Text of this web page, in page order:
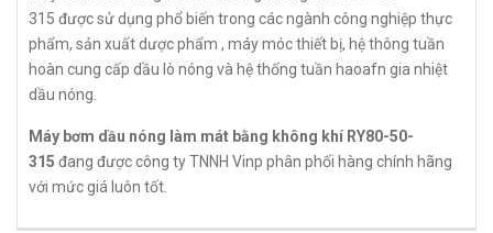
315 được sử dụng phổ biến trong các ngành công nghiệp thực
phẩm, sản xuất dược phẩm , máy móc thiết bị, hệ thông tuần
hoàn cung cấp dầu lò nóng và hệ thống tuần haoafn gia nhiệt
dầu nóng.
Máy bơm dầu nóng làm mát bằng không khí RY80-50-
315 đang được công ty TNNH Vinp phân phối hàng chính hãng
với mức giá luôn tốt.